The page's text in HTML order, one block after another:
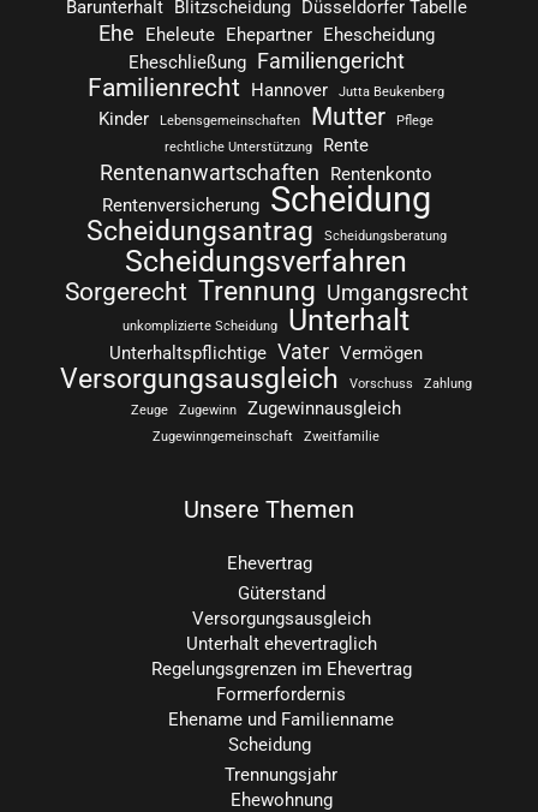
Barunterhalt Blitzscheidung Düsseldorfer Tabelle
Ehe Eheleute Ehepartner Ehescheidung
Eheschließung Familiengericht
Familienrecht Hannover Jutta Beukenberg
Kinder Lebensgemeinschaften Mutter
Pflege
rechtliche Unterstützung
Rente
Rentenanwartschaften
Rentenkonto
Rentenversicherung Scheidung
Scheidungsantrag Scheidungsberatung
Scheidungsverfahren
Sorgerecht Trennung Umgangsrecht
unkomplizierte Scheidung Unterhalt
Unterhaltspflichtige Vater Vermögen
Versorgungsausgleich Vorschuss
Zahlung
Zeuge
Zugewinn Zugewinnausgleich
Zugewinngemeinschaft Zweitfamilie
Unsere Themen
Ehevertrag
Güterstand
Versorgungsausgleich
Unterhalt ehevertraglich
Regelungsgrenzen im Ehevertrag
Formerfordernis
Ehename und Familienname
Scheidung
Trennungsjahr
Ehewohnung